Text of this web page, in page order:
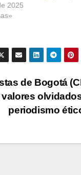
2025
de Bogotá
periodismo